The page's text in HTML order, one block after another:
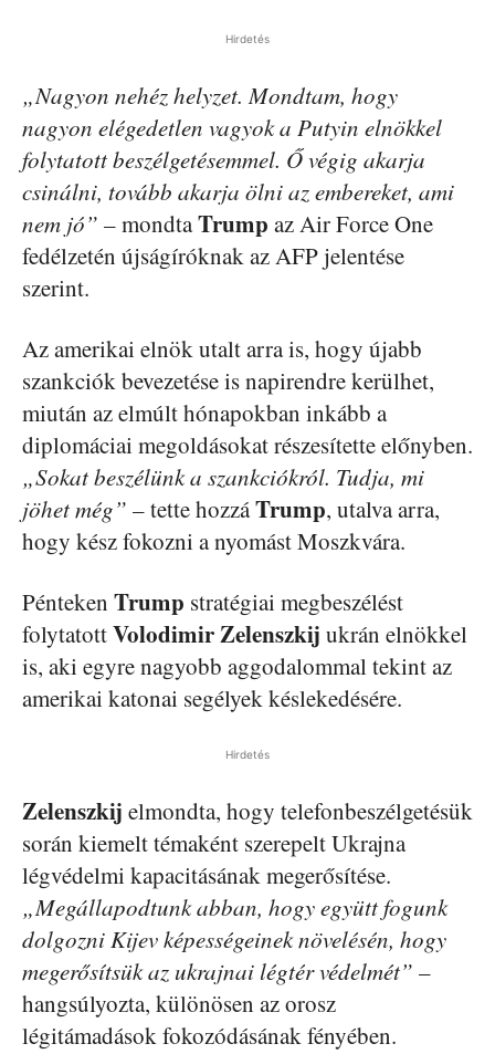
Hirdetés
„Nagyon nehéz helyzet. Mondtam, hogy
nagyon elégedetlen vagyok a Putyin elnökkel
folytatott beszélgetésemmel. Ő végig akarja
csinálni, tovább akarja ölni az embereket, ami
nem jó” – mondtaTrump az Air Force One
fedélzetén újságíróknak az AFP jelentése
szerint.
Az amerikai elnök utalt arra is, hogy újabb
szankciók bevezetése is napirendre kerülhet,
miután az elmúlt hónapokban inkább a
diplomáciai megoldásokat részesítette előnyben.
„Sokat beszélünk a szankciókról. Tudja, mi
jöhet még” – tette hozzáTrump, utalva arra,
hogy kész fokozni a nyomást Moszkvára.
Pénteken Trump stratégiai megbeszélést
folytatottVolodimir Zelenszkij ukrán elnökkel
is, aki egyre nagyobb aggodalommal tekint az
amerikai katonai segélyek késlekedésére.
Hirdetés
Zelenszkij elmondta, hogy telefonbeszélgetésük
során kiemelt témaként szerepelt Ukrajna
légvédelmi kapacitásának megerősítése.
„Megállapodtunk abban, hogy együtt fogunk
dolgozni Kijev képességeinek növelésén, hogy
megerősítsük az ukrajnai légtér védelmét” –
hangsúlyozta, különösen az orosz
légitámadások fokozódásának fényében.